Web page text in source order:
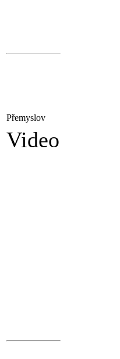
Přemyslov
Video